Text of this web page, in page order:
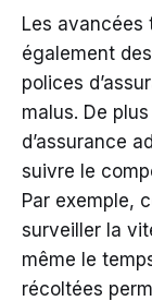
Les
également
polices
malus. De
d’assurance
suivre le
Par exemple,
surveiller la
même le
récoltées